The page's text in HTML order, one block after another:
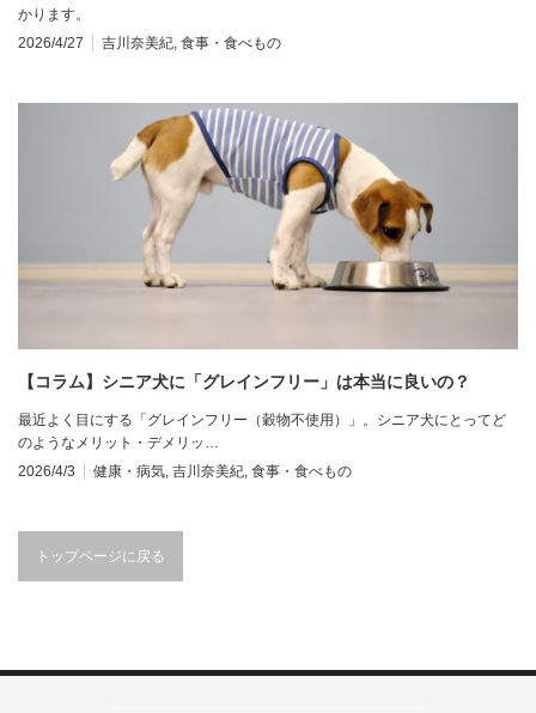
かります。
2026/4/27
吉川奈美紀, 食事・食べもの
【コラム】シニア犬に「グレインフリー」は本当に良いの？
最近よく目にする「グレインフリー（穀物不使用）」。シニア犬にとってど
のようなメリット・デメリッ…
2026/4/3
健康・病気 吉川奈美紀 食事・食べもの
トップページに戻る